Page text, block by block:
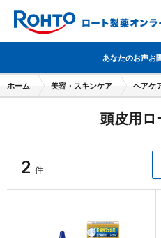
人気のキーワードで検索
目薬 ロートV5 日焼
セラミド オ
ハイドロキノ
冬虫夏草
制汗剤
あなたのお声お
ホーム 美容・スキンケア ヘアケ
頭皮用ロ
2 件